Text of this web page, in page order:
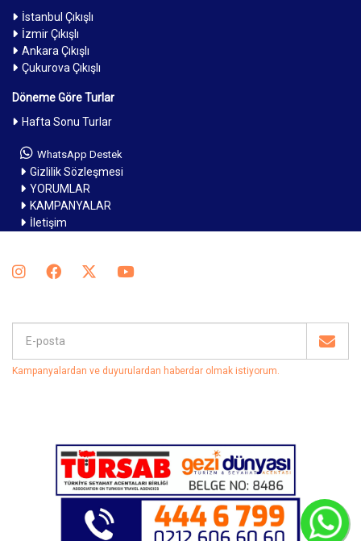
İstanbul Çıkışlı
İzmir Çıkışlı
Ankara Çıkışlı
Çukurova Çıkışlı
Döneme Göre Turlar
Hafta Sonu Turlar
WhatsApp Destek
Gizlilik Sözleşmesi
YORUMLAR
KAMPANYALAR
İletişim
Kampanyalardan ve duyurulardan haberdar olmak istiyorum.
C